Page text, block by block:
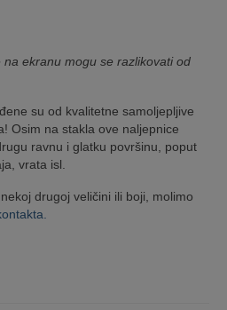
ekranu mogu se razlikovati od
su od kvalitetne samoljepljive
Osim na stakla ove naljepnice
ravnu i glatku površinu, poput
vrata isl.
drugoj veličini ili boji, molimo